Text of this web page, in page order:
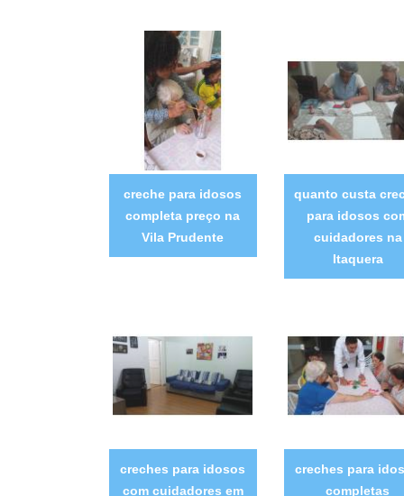
creche para idosos
completa preço na
Vila Prudente
quanto custa
para idosos
cuidadores na
Itaquera
creches para idosos
com cuidadores em
creches para
completas